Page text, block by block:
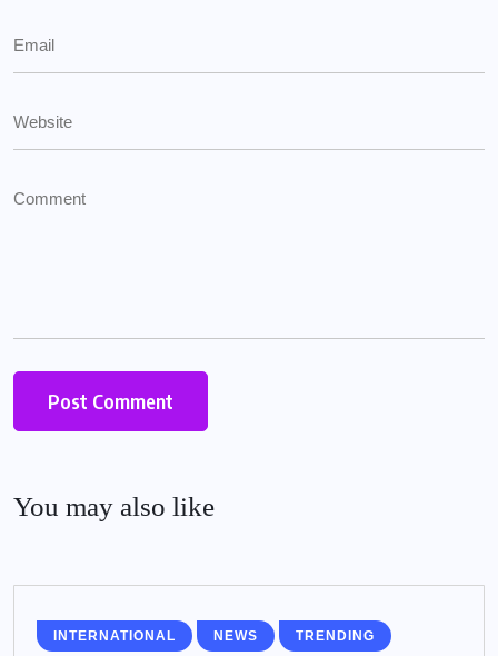
You may also like
INTERNATIONAL NEWS TRENDING